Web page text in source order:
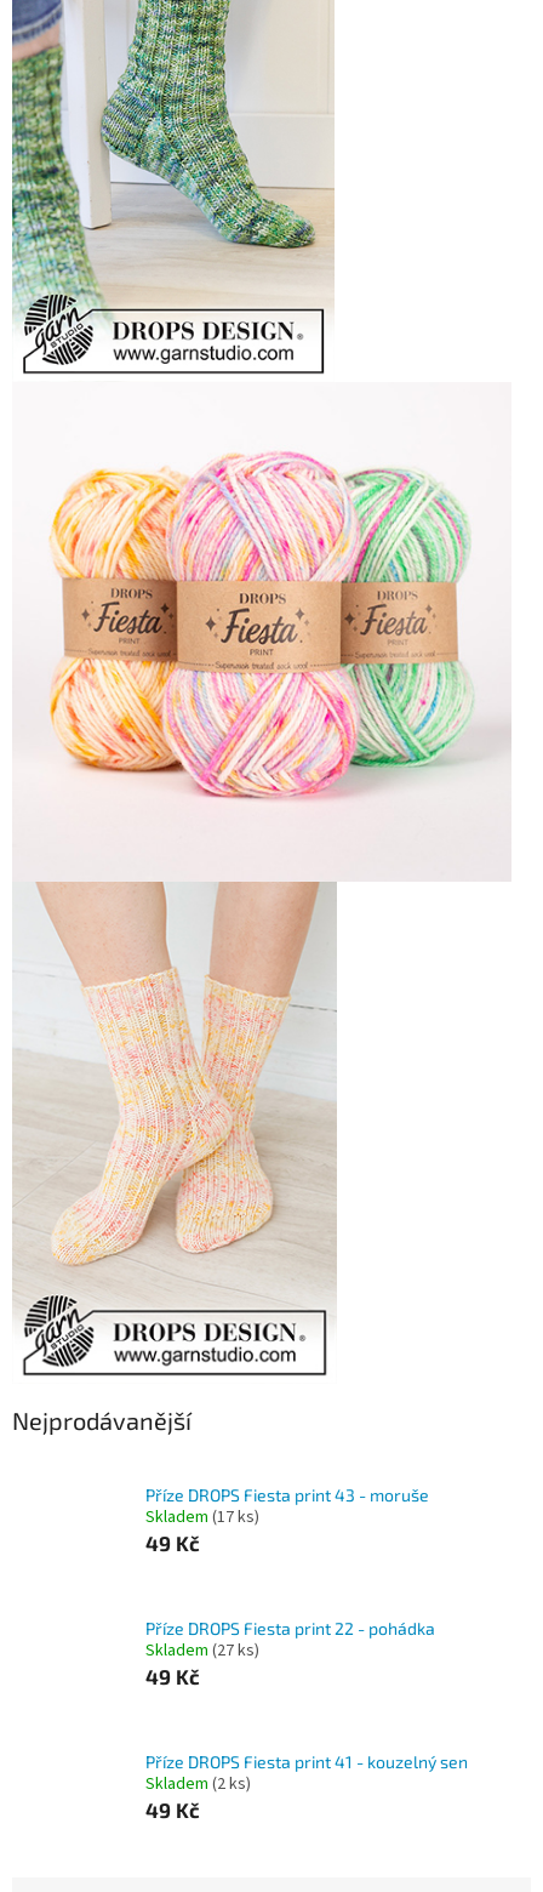
Nejprodávanější
Příze DROPS Fiesta print 43 - moruše
Skladem (17 ks)
49 Kč
Příze DROPS Fiesta print 22 - pohádka
Skladem (27 ks)
49 Kč
Příze DROPS Fiesta print 41 - kouzelný sen
Skladem (2 ks)
49 Kč